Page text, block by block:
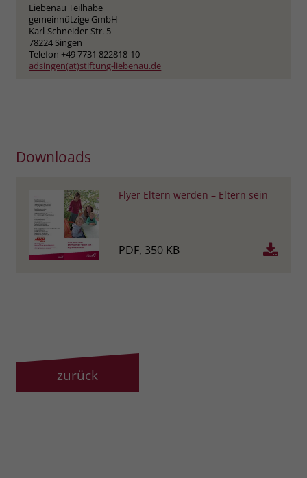
Liebenau Teilhabe
gemeinnützige GmbH
Karl-Schneider-Str. 5
78224 Singen
Telefon +49 7731 822818-10
adsingen(at)stiftung-liebenau.de
Downloads
Flyer Eltern werden – Eltern sein
PDF, 350 KB
zurück